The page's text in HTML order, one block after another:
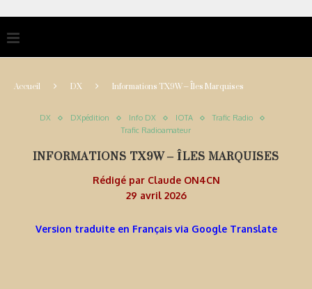
Accueil DX Informations TX9W – Îles Marquises
DX DXpédition Info DX IOTA
Trafic Radio
Trafic Radioamateur
INFORMATIONS TX9W – ÎLES MARQUISES
Rédigé par Claude ON4CN
29 avril 2026
Version traduite en Français via Google Translate